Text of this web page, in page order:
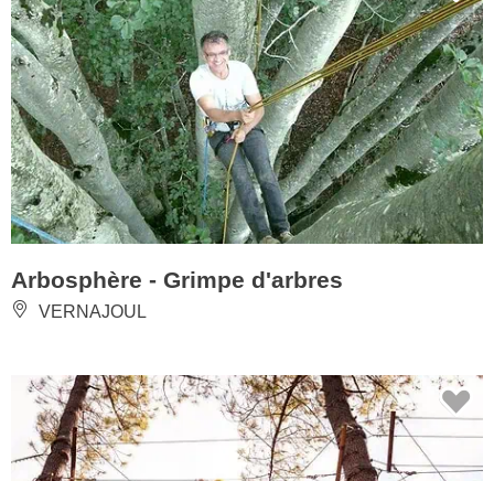
Arbosphère - Grimpe d'arbres
VERNAJOUL